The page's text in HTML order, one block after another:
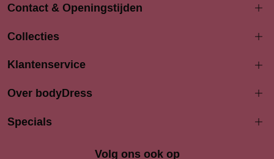
Contact & Openingstijden
Langestraat 94-96
033 4690704
Openingstijden
Maandag 13:00 - 17:30
Collecties
Klantenservice
Over bodyDress
Specials
Volg ons ook op